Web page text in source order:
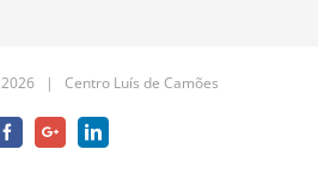
2026 | Centro Luís de Camões
FacebookGoogle+LinkedIn